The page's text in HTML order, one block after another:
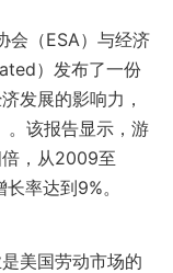
会（ESA）与经济
）发布了一份
发展的影响力，
。该报告显示，游
，从2009至
率达到9%。
美国劳动市场的